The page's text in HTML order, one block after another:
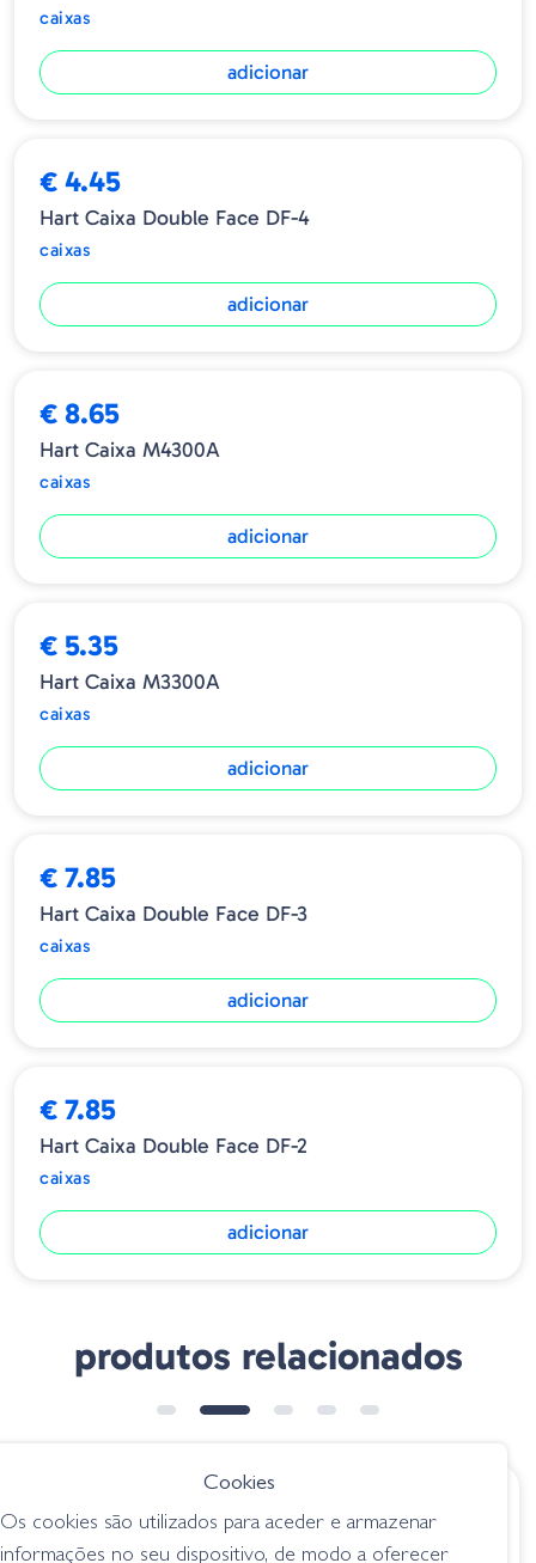
caixas
adicionar
€ 4.45
Hart Caixa Double Face DF-4
caixas
adicionar
€ 8.65
Hart Caixa M4300A
caixas
adicionar
€ 5.35
Hart Caixa M3300A
caixas
adicionar
€ 7.85
Hart Caixa Double Face DF-3
caixas
adicionar
€ 7.85
Hart Caixa Double Face DF-2
caixas
adicionar
produtos relacionados
€ 12.40
Caixa Storm
Caixa SK-9510
Cookies
Os cookies são utilizados para aceder e armazenar
informações no seu dispositivo, de modo a oferecer